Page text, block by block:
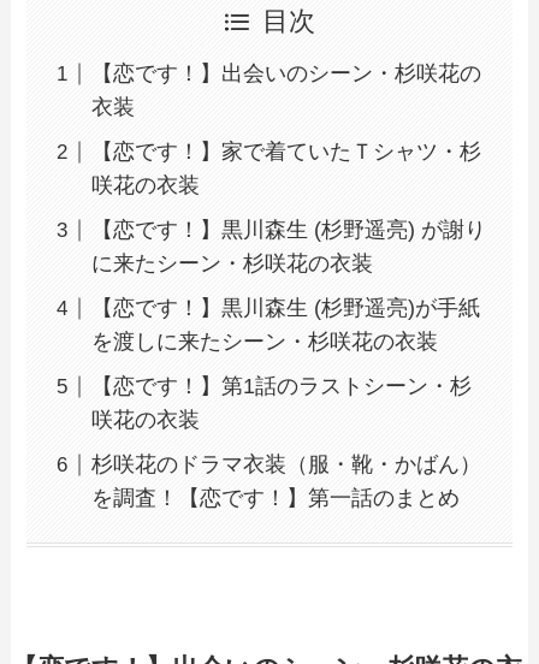
目次
【恋です！】出会いのシーン・杉咲花の
衣装
【恋です！】家で着ていたＴシャツ・杉
咲花の衣装
【恋です！】黒川森生 (杉野遥亮) が謝り
に来たシーン・杉咲花の衣装
【恋です！】黒川森生 (杉野遥亮)が手紙
を渡しに来たシーン・杉咲花の衣装
【恋です！】第1話のラストシーン・杉
咲花の衣装
杉咲花のドラマ衣装（服・靴・かばん）
を調査！【恋です！】第一話のまとめ